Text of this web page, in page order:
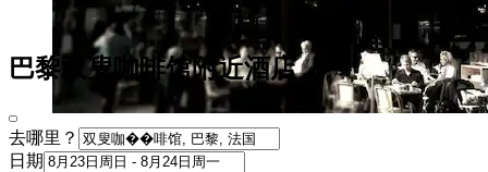
巴黎双叟咖啡馆附近酒店
去哪里？
日期